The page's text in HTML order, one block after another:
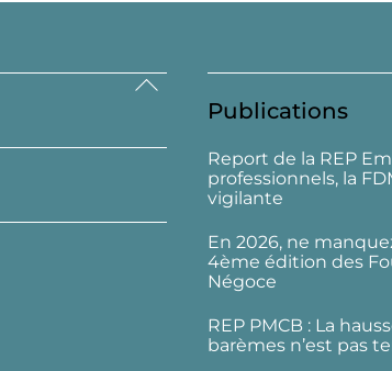
Back
Top
Publications
Report de la REP
professionnels, la
vigilante
En 2026, ne
4ème édition des
Négoce
REP PMCB : La
barèmes n’est pas